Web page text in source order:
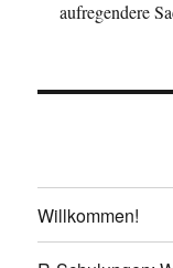
aufregendere
Willkommen!